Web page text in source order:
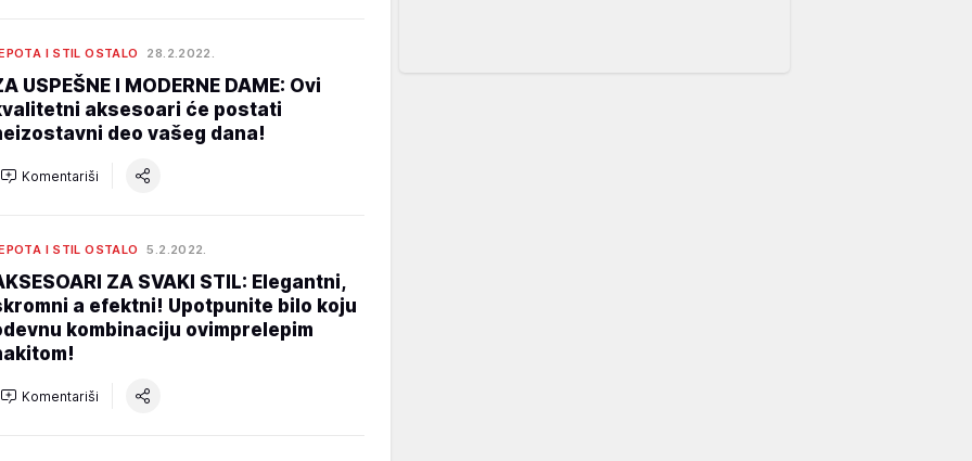
I STIL OSTALO 28.2.2022.
USPEŠNE I MODERNE DAME: Ovi
aksesoari će postati
deo vašeg dana!
Komentariši
I STIL OSTALO 5.2.2022.
ZA SVAKI STIL: Elegantni,
a efektni! Upotpunite bilo koju
kombinaciju ovimprelepim
Komentariši